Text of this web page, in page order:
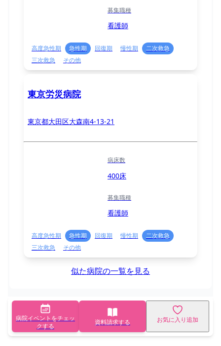
募集職種
看護師
高度急性期 急性期 回復期 慢性期
二次救急
三次救急
その他
東京労災病院
東京都大田区大森南4-13-21
病床数
400床
募集職種
看護師
高度急性期 急性期 回復期 慢性期
二次救急
三次救急
その他
似た病院の一覧を見る
病院イベントをチェッ
クする
資料請求する お気に入り追加